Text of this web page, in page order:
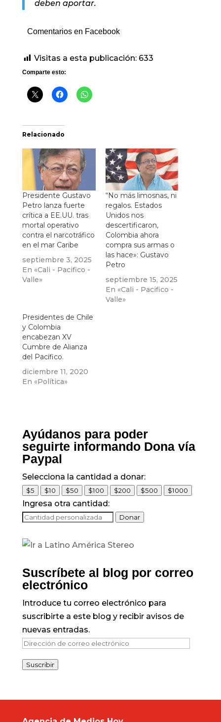
deben aportar.
Comentarios en Facebook
Visitas a esta publicación: 633
Comparte esto:
Relacionado
Presidente Gustavo
Petro lanza fuerte
crítica a EE.UU. tras
mortal operativo
contra el narcotráfico
en el mar Caribe
septiembre 3, 2025
En «Cali - Pacifico -
Valle»
“No más limosnas, ni
regalos. Estados
Unidos nos
descertificaron,
Colombia ahora
compra sus armas o
las hace»: Gustavo
Petro
septiembre 15, 2025
En «Cali - Pacifico -
Valle»
Presidentes de Chile
y Colombia
encabezan XV
Cumbre de Alianza
del Pacífico.
diciembre 11, 2020
En «Política»
Ayúdanos para poder
seguirte informando Dona vía
Paypal
Selecciona la cantidad a donar:
$5 $10 $50 $100 $200 $500 $1000
Ingresa otra cantidad:
Donar
Suscríbete al blog por correo
electrónico
Introduce tu correo electrónico para
suscribirte a este blog y recibir avisos de
nuevas entradas.
Dirección
correo
Suscribir